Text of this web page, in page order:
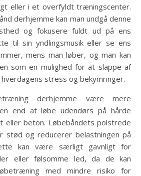
eller i et overfyldt træningscenter.
derhjemme kan man undgå denne
og fokusere fuldt ud på ens
til sin yndlingsmusik eller se ens
mens man løber, og man kan
som en mulighed for at slappe af
stress og bekymringer.
derhjemme være mere
end at løbe udendørs på hårde
eller beton. Løbebåndets polstrede
stød og reducerer belastningen på
kan være særligt gavnligt for
eller følsomme led, da de kan
med mindre risiko for